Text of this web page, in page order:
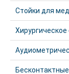
Стойки для